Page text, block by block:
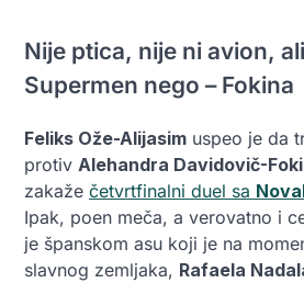
Nije ptica, nije ni avion,
Supermen nego – Fokina
Feliks Ože-Alijasim uspeo je da
protiv Alehandra Davidovič-
zakaže četvrtfinalni duel sa
Ipak, poen meča, a verovatno i
je španskom asu koji je na
slavnog zemljaka, Rafaela